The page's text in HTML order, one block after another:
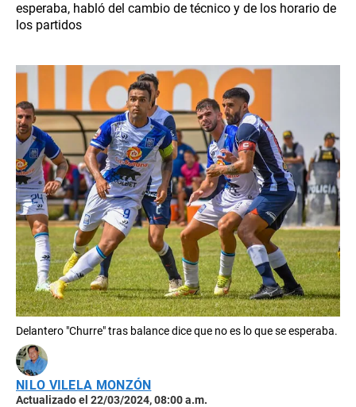
esperaba, habló del cambio de técnico y de los horario de
los partidos
Delantero "Churre" tras balance dice que no es lo que se esperaba.
NILO VILELA MONZÓN
Actualizado el 22/03/2024, 08:00 a.m.